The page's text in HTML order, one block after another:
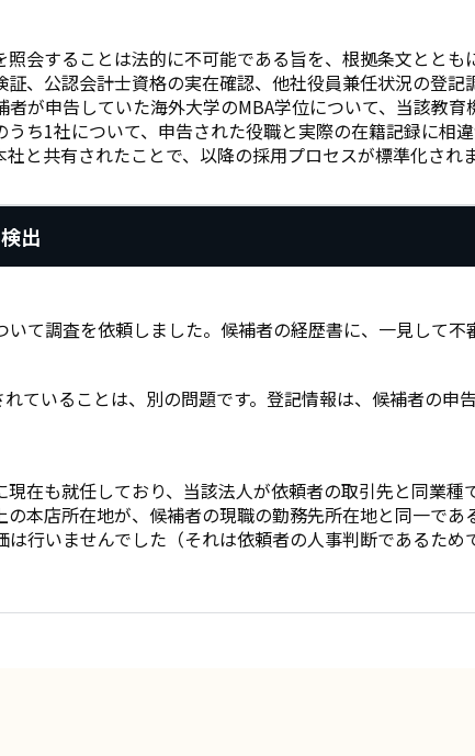
会することは法的に不可能である旨を、根拠条文とと
、公認会計士資格の実在確認、他社役員兼任状況の登記
が申告していた海外大学のMBA学位について、当該教育
ち1社について、申告された役職と実際の在籍記録に相
と共有されたことで、以降の採用プロセスが標準化され
出
て調査を依頼しました。候補者の経歴書に、一見して不
ていることは、別の問題です。登記情報は、候補者の申
在も就任しており、当該法人が依頼者の取引先と同業種
本店所在地が、候補者の現職の勤務先所在地と同一で
行いませんでした（それは依頼者の人事判断であるた